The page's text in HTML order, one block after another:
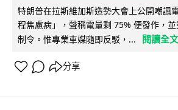
特朗普在拉斯維加斯造勢大會上公開嘲諷
程焦慮病」，聲稱電量剩 75% 便發作，
制令。惟專業車媒隨即反駁，...
閱讀全文
分享